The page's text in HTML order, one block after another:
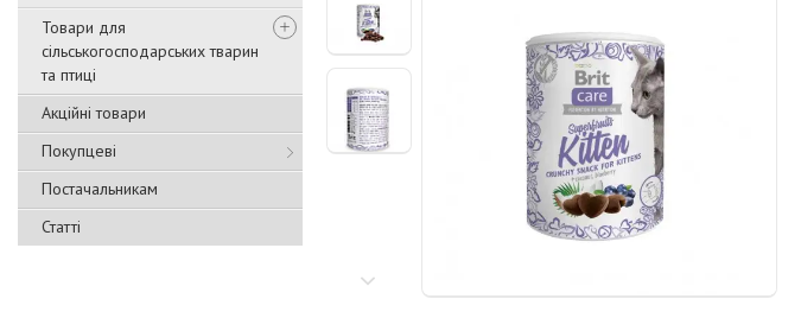
Товари для
сільськогосподарських тварин
та птиці
Акційні товари
Покупцеві
Постачальникам
Статті